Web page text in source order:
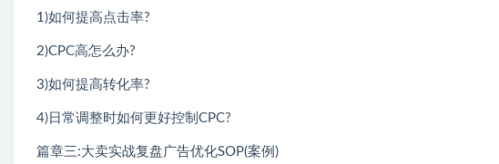
1)如何提高点击率?
2)CPC高怎么办?
3)如何提高转化率?
4)日常调整时如何更好控制CPC?
篇章三:大卖实战复盘广告优化SOP(案例)